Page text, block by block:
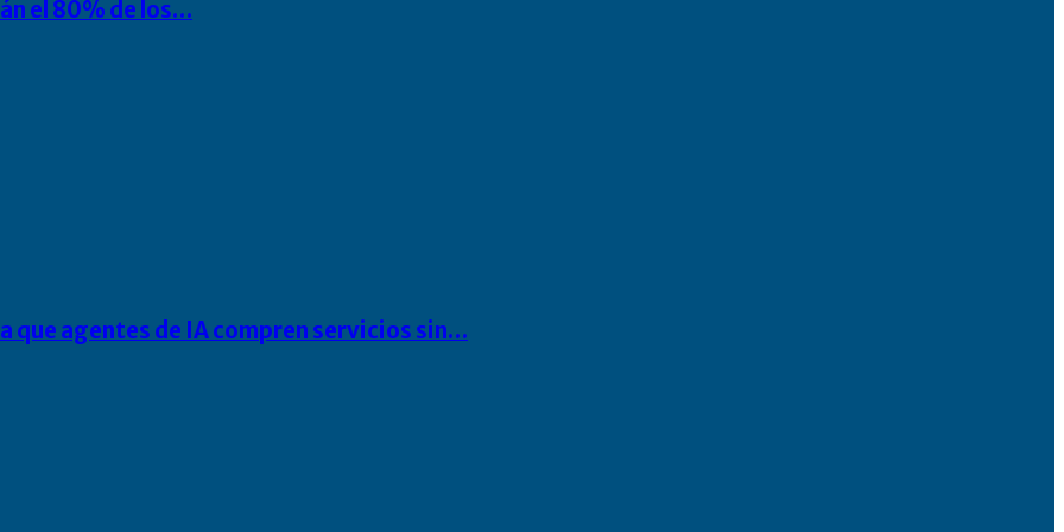
el 80% de los…
agentes de IA compren servicios sin…